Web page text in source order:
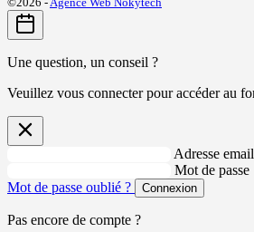
Une question, un conseil ?
Veuillez vous connecter pour accéder au
Adresse email
Mot de passe
Mot de passe oublié ?
Connexion
Pas encore de compte ?